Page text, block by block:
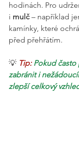
hodinách. Pro
i mulč – například
kamínky, které
před přehřátím.
💡 Tip: Pokud
zabránit i
zlepší celkový